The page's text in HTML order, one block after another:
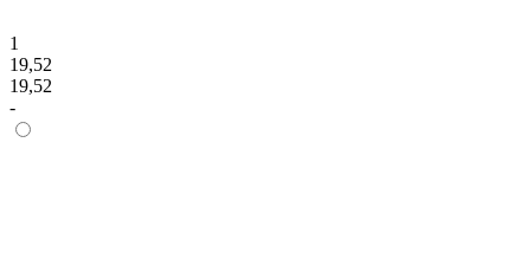
1
19,52
19,52
-